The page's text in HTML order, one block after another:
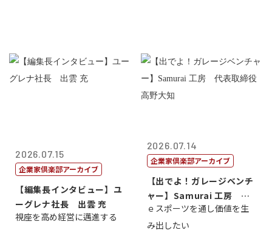
2026.07.15
企業家倶楽部アーカイブ
【編集長インタビュー】ユ
ーグレナ社長 出雲 充
視座を高め経営に邁進する
2026.07.14
企業家倶楽部アーカイブ
【出でよ！ガレージベンチ
ャー】Samurai 工房 代
表取締...
ｅスポーツを通し価値を生
み出したい